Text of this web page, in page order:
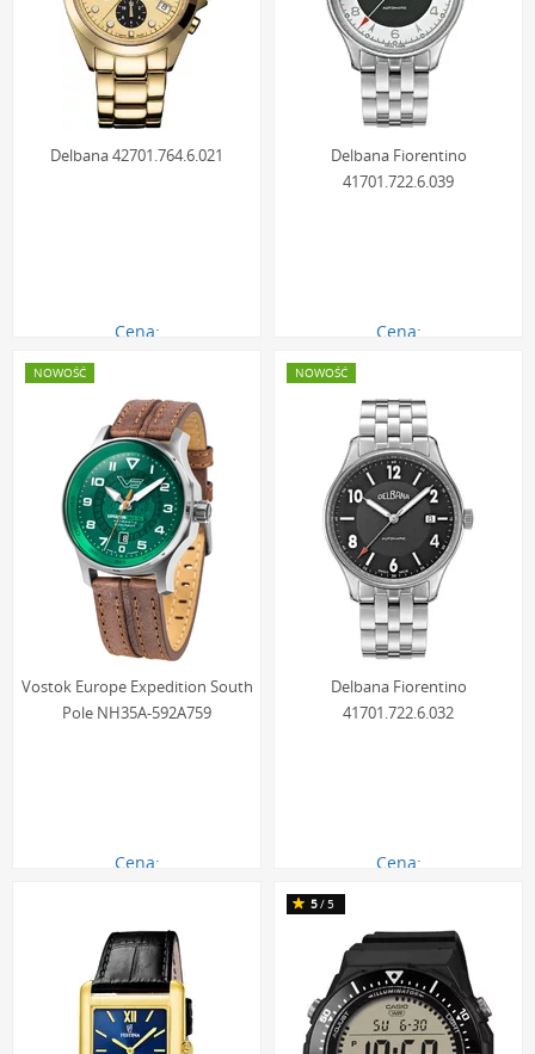
Delbana 42701.764.6.021
Cena:
Delbana Fiorentino
41701.722.6.039
Cena:
Vostok Europe Expedition South
Pole NH35A-592A759
Cena:
NOWOŚĆ
Delbana Fiorentino
41701.722.6.032
Cena:
NOWOŚĆ
5/5